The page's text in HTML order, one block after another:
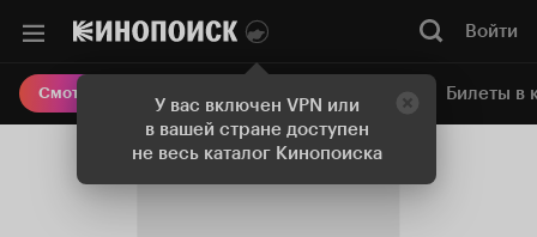
У вас включен VPN или
в вашей стране доступен
не весь каталог Кинопоиска
Войти
Смотреть кино Онлайн-кинотеатр Билеты в